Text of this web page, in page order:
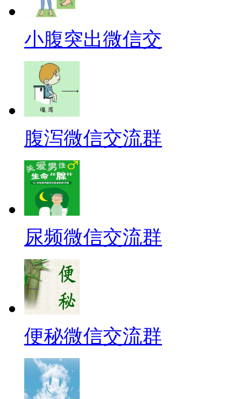
小腹突出微信交
腹泻微信交流群
尿频微信交流群
便秘微信交流群